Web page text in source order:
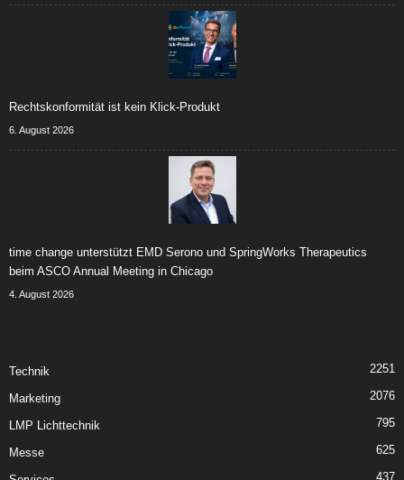
Rechtskonformität ist kein Klick-Produkt
6. August 2026
time change unterstützt EMD Serono und SpringWorks Therapeutics
beim ASCO Annual Meeting in Chicago
4. August 2026
Technik 2251
Marketing 2076
LMP Lichttechnik 795
Messe 625
437